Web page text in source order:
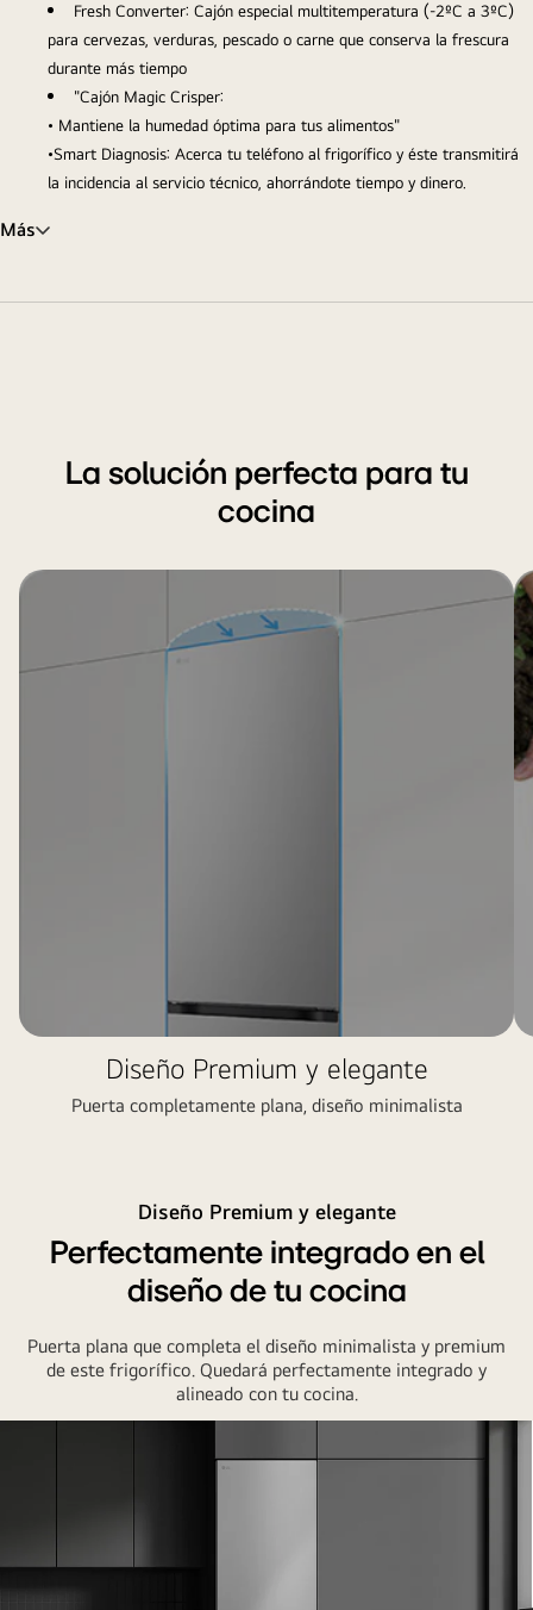
Fresh Converter: Cajón especial multitemperatura (-2ºC a 3ºC)
para cervezas, verduras, pescado o carne que conserva la frescura
durante más tiempo
"Cajón Magic Crisper:
• Mantiene la humedad óptima para tus alimentos"
•Smart Diagnosis: Acerca tu teléfono al frigorífico y éste transmitirá
la incidencia al servicio técnico, ahorrándote tiempo y dinero.
Más
La solución perfecta para tu
cocina
Diseño Premium y elegante
Puerta completamente plana, diseño minimalista
Diseño Premium y elegante
Perfectamente integrado en el
diseño de tu cocina
Puerta plana que completa el diseño minimalista y premium
de este frigorífico. Quedará perfectamente integrado y
alineado con tu cocina.